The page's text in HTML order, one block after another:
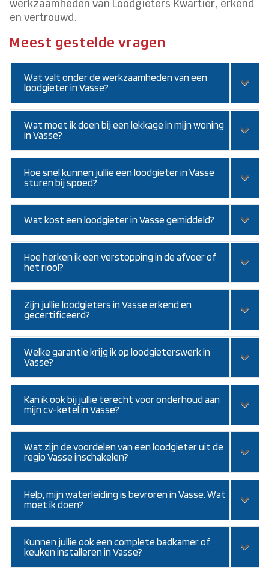
werkzaamheden van Loodgieters Kwartier, erkend
en vertrouwd.
Meest gestelde vragen
Wat valt onder de werkzaamheden van een
loodgieter in Vasse?
Wat moet ik doen bij een lekkage in mijn woning
in Vasse?
Hoe snel kunnen jullie een loodgieter in Vasse
sturen bij spoed?
Wat kost een loodgieter in Vasse gemiddeld?
Hoe herken ik een verstopping in de afvoer of
het riool?
Zijn jullie loodgieters in Vasse erkend en
gecertificeerd?
Welke garantie krijg ik op loodgieterswerk in
Vasse?
Kan ik ook bij jullie terecht voor onderhoud aan
mijn cv-ketel in Vasse?
Wat zijn de voordelen van een loodgieter uit de
regio Vasse inschakelen?
Help, mijn waterleiding is bevroren in Vasse. Wat
moet ik doen?
Kunnen jullie ook een complete badkamer of
keuken installeren in Vasse?